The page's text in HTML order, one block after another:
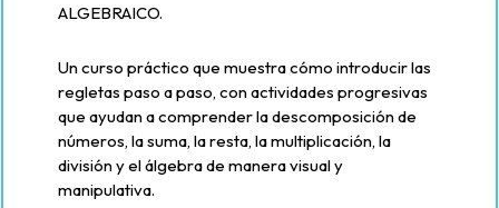
ALGEBRAICO.
Un curso práctico que muestra cómo introducir las
regletas paso a paso, con actividades progresivas
que ayudan a comprender la descomposición de
números, la suma, la resta, la multiplicación, la
división y el álgebra de manera visual y
manipulativa.